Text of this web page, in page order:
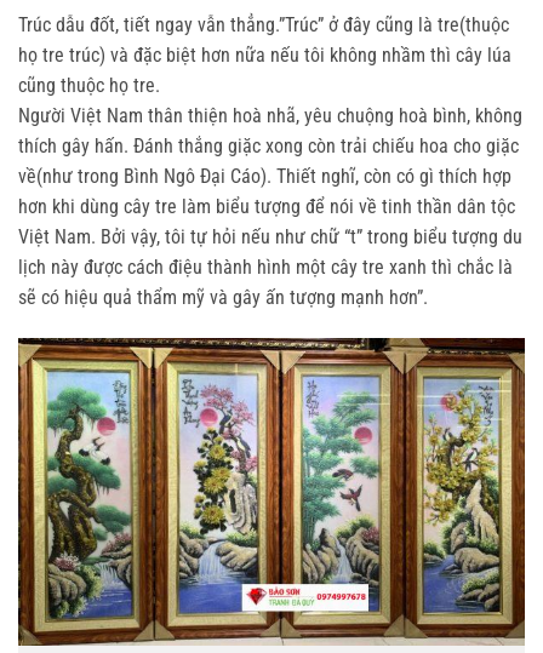
Trúc dẫu đốt, tiết ngay vẫn thẳng.”Trúc” ở đây cũng là tre(thuộc
họ tre trúc) và đặc biệt hơn nữa nếu tôi không nhầm thì cây lúa
cũng thuộc họ tre.
Người Việt Nam thân thiện hoà nhã, yêu chuộng hoà bình, không
thích gây hấn. Đánh thắng giặc xong còn trải chiếu hoa cho giặc
về(như trong Bình Ngô Đại Cáo). Thiết nghĩ, còn có gì thích hợp
hơn khi dùng cây tre làm biểu tượng để nói về tinh thần dân tộc
Việt Nam. Bởi vậy, tôi tự hỏi nếu như chữ “t” trong biểu tượng du
lịch này được cách điệu thành hình một cây tre xanh thì chắc là
sẽ có hiệu quả thẩm mỹ và gây ấn tượng mạnh hơn”.